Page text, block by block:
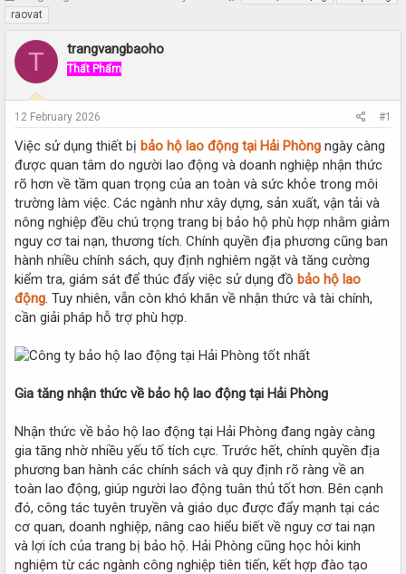
h
r
e
d
a
r
t
e
r
r
raovat
T trangvangbaoho
Thất Phẩm
12 February 2026 #1
Việc sử dụng thiết bị bảo hộ lao động tại Hải Phòng ngày càng
được quan tâm do người lao động và doanh nghiệp nhận thức
rõ hơn về tầm quan trọng của an toàn và sức khỏe trong môi
trường làm việc. Các ngành như xây dựng, sản xuất, vận tải và
nông nghiệp đều chú trọng trang bị bảo hộ phù hợp nhằm giảm
nguy cơ tai nạn, thương tích. Chính quyền địa phương cũng ban
hành nhiều chính sách, quy định nghiêm ngặt và tăng cường
kiểm tra, giám sát để thúc đẩy việc sử dụng đồ bảo hộ lao
động . Tuy nhiên, vẫn còn khó khăn về nhận thức và tài chính,
cần giải pháp hỗ trợ phù hợp.
Gia tăng nhận thức về bảo hộ lao động tại Hải Phòng
Nhận thức về bảo hộ lao động tại Hải Phòng đang ngày càng
gia tăng nhờ nhiều yếu tố tích cực. Trước hết, chính quyền địa
phương ban hành các chính sách và quy định rõ ràng về an
toàn lao động, giúp người lao động tuân thủ tốt hơn. Bên cạnh
đó, công tác tuyên truyền và giáo dục được đẩy mạnh tại các
cơ quan, doanh nghiệp, nâng cao hiểu biết về nguy cơ tai nạn
và lợi ích của trang bị bảo hộ. Hải Phòng cũng học hỏi kinh
nghiệm từ các ngành công nghiệp tiên tiến, kết hợp đào tạo